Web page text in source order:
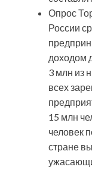
Опрос
России
доходом
3 млн из
всех
15 млн
человек
стране